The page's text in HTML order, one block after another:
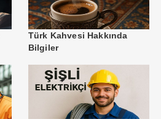
Türk Kahvesi Hakkında
Bilgiler